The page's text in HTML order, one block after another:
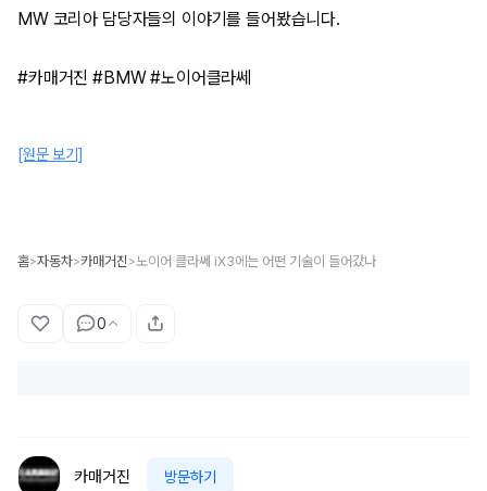
MW 코리아 담당자들의 이야기를 들어봤습니다.
#카매거진 #BMW #노이어클라쎄
[원문 보기]
홈>자동차>카매거진 >노이어 클라쎄 iX3에는 어떤 기술이 들어갔나
0
카매거진 방문하기